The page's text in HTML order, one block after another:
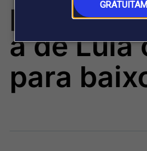
pontos,
a de Lula
para